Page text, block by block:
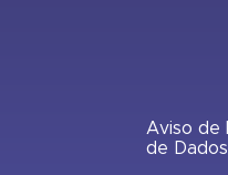
Aviso de
de Dados